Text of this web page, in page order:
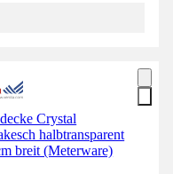
Crystal
halbtransparent
breit (Meterware)